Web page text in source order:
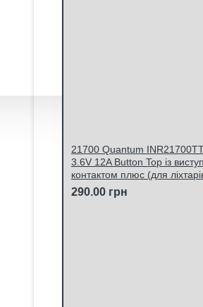
21700 Quantum
3.6V 12A Button Top із
контактом плюс (для
290.00 грн